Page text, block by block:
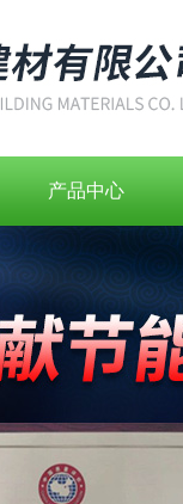
产品中心